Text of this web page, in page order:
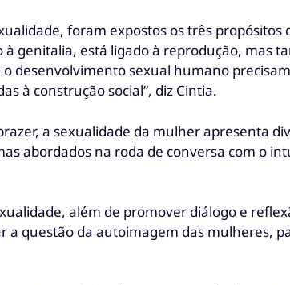
foram expostos os três
à genitalia, está ligado à reprodução, mas
desenvolvimento sexual humano
à construção social”, diz Cintia.
a sexualidade da mulher apresenta
abordados na roda de conversa com o
além de promover diálogo e
questão da autoimagem das mulheres,